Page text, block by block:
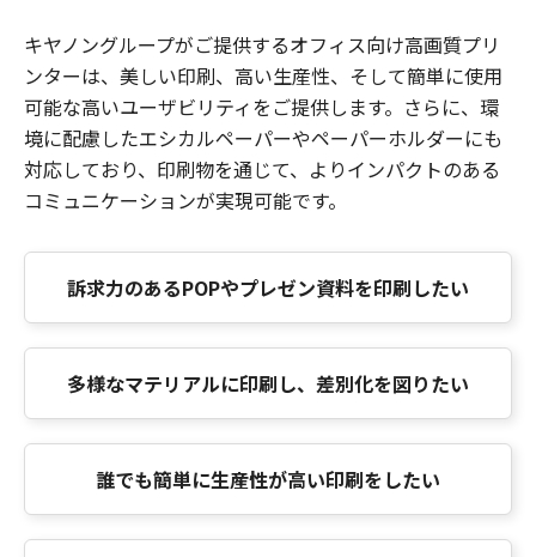
キヤノングループがご提供するオフィス向け高画質プリ
ンターは、美しい印刷、高い生産性、そして簡単に使用
可能な高いユーザビリティをご提供します。さらに、環
境に配慮したエシカルペーパーやペーパーホルダーにも
対応しており、印刷物を通じて、よりインパクトのある
コミュニケーションが実現可能です。
訴求力のあるPOPやプレゼン資料を印刷したい
多様なマテリアルに印刷し、差別化を図りたい
誰でも簡単に生産性が高い印刷をしたい